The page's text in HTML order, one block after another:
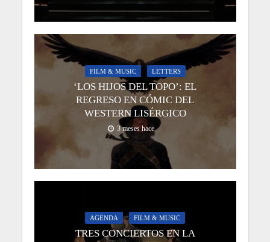
FILM & MUSIC LETTERS
‘LOS HIJOS DEL TOPO’: EL
REGRESO EN CÓMIC DEL
WESTERN LISÉRGICO
3 meses hace
AGENDA FILM & MUSIC
TRES CONCIERTOS EN LA